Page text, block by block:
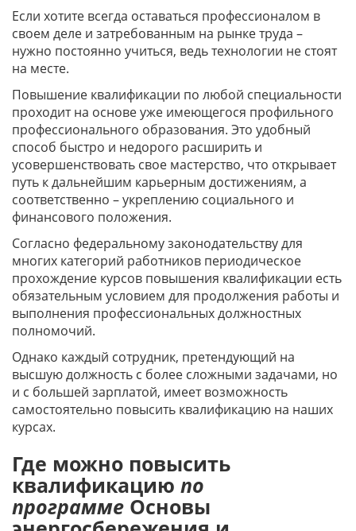
Если хотите всегда оставаться профессионалом в
своем деле и затребованным на рынке труда –
нужно постоянно учиться, ведь технологии не стоят
на месте.
Повышение квалификации по любой специальности
проходит на основе уже имеющегося профильного
профессионального образования. Это удобный
способ быстро и недорого расширить и
усовершенствовать свое мастерство, что открывает
путь к дальнейшим карьерным достижениям, а
соответственно – укреплению социального и
финансового положения.
Согласно федеральному законодательству для
многих категорий работников периодическое
прохождение курсов повышения квалификации есть
обязательным условием для продолжения работы и
выполнения профессиональных должностных
полномочий.
Однако каждый сотрудник, претендующий на
высшую должность с более сложными задачами, но
и с большей зарплатой, имеет возможность
самостоятельно повысить квалификацию на наших
курсах.
Где можно повысить
квалификацию по
программе Основы